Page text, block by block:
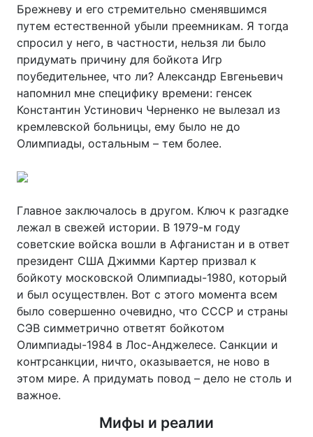
Брежневу и его стремительно сменявшимся
путем естественной убыли преемникам. Я тогда
спросил у него, в частности, нельзя ли было
придумать причину для бойкота Игр
поубедительнее, что ли? Александр Евгеньевич
напомнил мне специфику времени: генсек
Константин Устинович Черненко не вылезал из
кремлевской больницы, ему было не до
Олимпиады, остальным – тем более.
Главное заключалось в другом. Ключ к разгадке
лежал в свежей истории. В 1979-м году
советские войска вошли в Афганистан и в ответ
президент США Джимми Картер призвал к
бойкоту московской Олимпиады-1980, который
и был осуществлен. Вот с этого момента всем
было совершенно очевидно, что СССР и страны
СЭВ симметрично ответят бойкотом
Олимпиады-1984 в Лос-Анджелесе. Санкции и
контрсанкции, ничто, оказывается, не ново в
этом мире. А придумать повод – дело не столь и
важное.
Мифы и реалии